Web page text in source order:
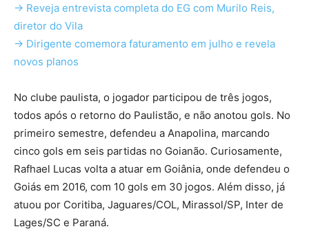
-> Reveja entrevista completa do EG com Murilo Reis,
diretor do Vila
-> Dirigente comemora faturamento em julho e revela
novos planos
No clube paulista, o jogador participou de três jogos,
todos após o retorno do Paulistão, e não anotou gols. No
primeiro semestre, defendeu a Anapolina, marcando
cinco gols em seis partidas no Goianão. Curiosamente,
Rafhael Lucas volta a atuar em Goiânia, onde defendeu o
Goiás em 2016, com 10 gols em 30 jogos. Além disso, já
atuou por Coritiba, Jaguares/COL, Mirassol/SP, Inter de
Lages/SC e Paraná.